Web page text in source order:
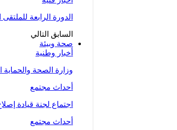
الدورة الرابعة
السابق التالي
صحة وبيئة
أخبار وطنية
وزارة الصحة
أحداث مجتمع
اجتماع لجنة قيادة
أحداث مجتمع